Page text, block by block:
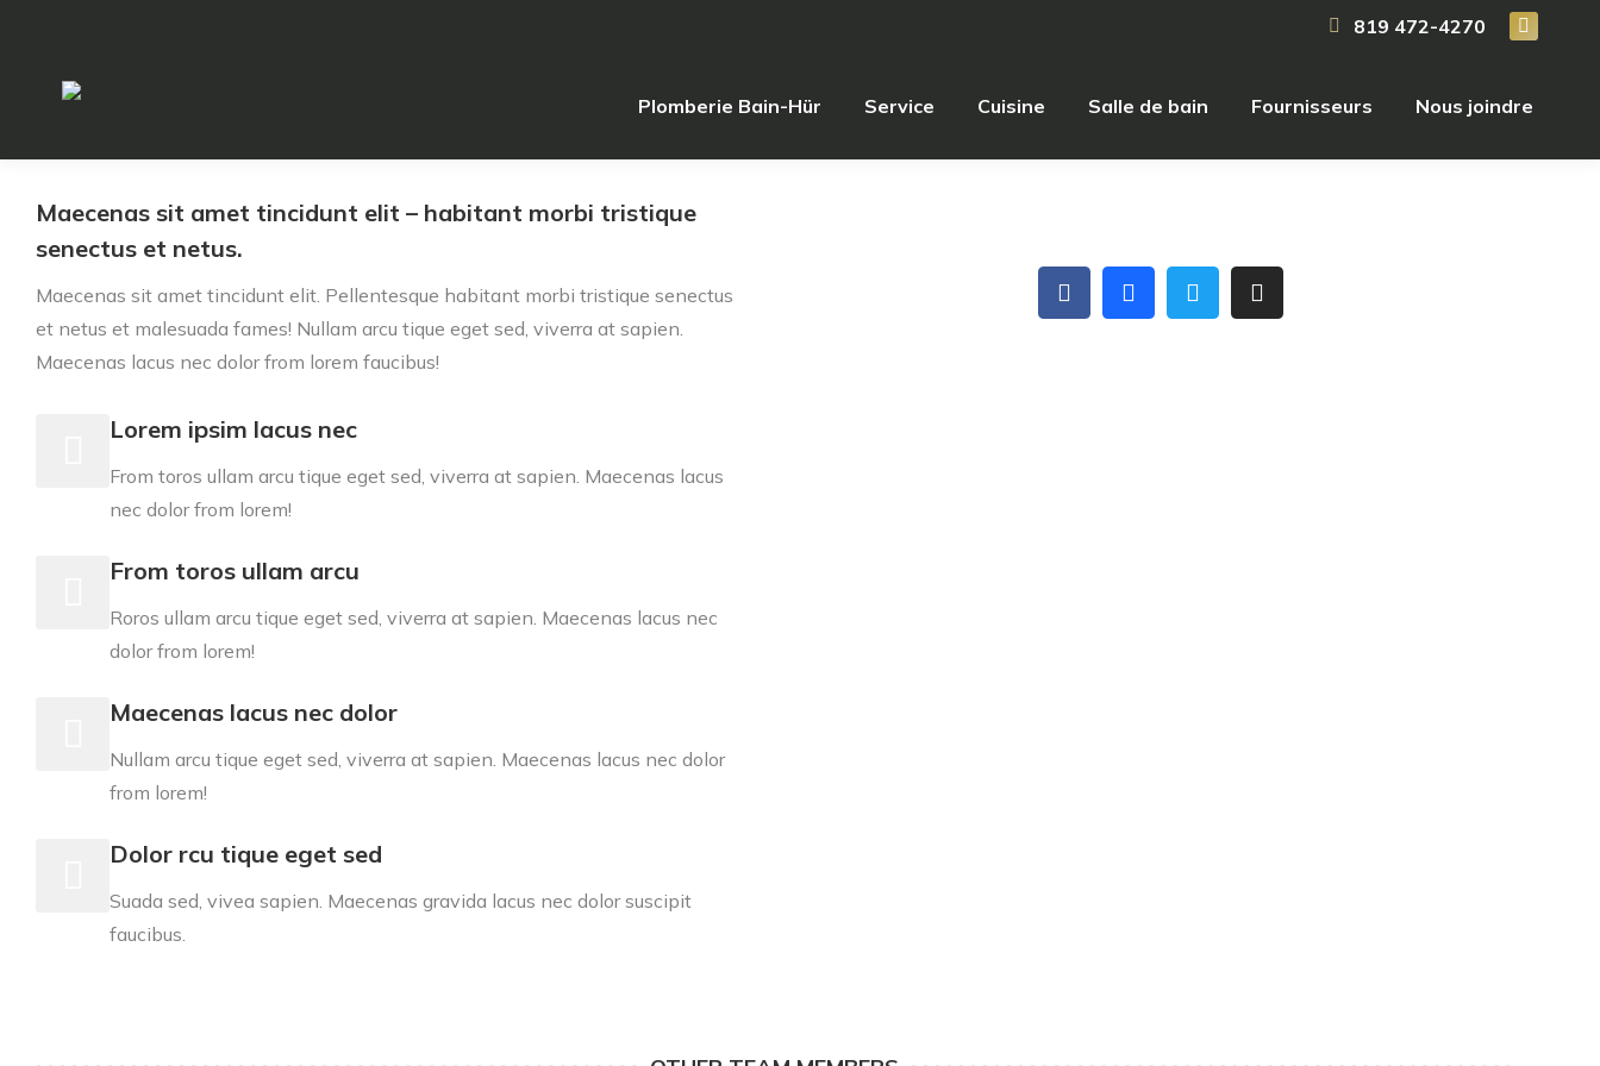
819 472-4270
Plomberie Bain-Hür Service Cuisine Salle de bain Fournisseurs Nous joindre
Maecenas sit amet tincidunt elit – habitant morbi tristique
senectus et netus.
Maecenas sit amet tincidunt elit. Pellentesque habitant morbi tristique senectus
et netus et malesuada fames! Nullam arcu tique eget sed, viverra at sapien.
Maecenas lacus nec dolor from lorem faucibus!
Lorem ipsim lacus nec
From toros ullam arcu tique eget sed, viverra at sapien. Maecenas lacus
nec dolor from lorem!
From toros ullam arcu
Roros ullam arcu tique eget sed, viverra at sapien. Maecenas lacus nec
dolor from lorem!
Maecenas lacus nec dolor
Nullam arcu tique eget sed, viverra at sapien. Maecenas lacus nec dolor
from lorem!
Dolor rcu tique eget sed
Suada sed, vivea sapien. Maecenas gravida lacus nec dolor suscipit
faucibus.